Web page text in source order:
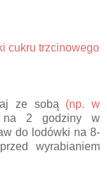
cukru trzcinowego
ze sobą (np. w
2 godziny w
do lodówki na 8-
wyrabianiem